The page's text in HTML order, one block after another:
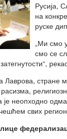
Русија,
на
руске
„Ми смо
смо се
стране
неопходно
свих